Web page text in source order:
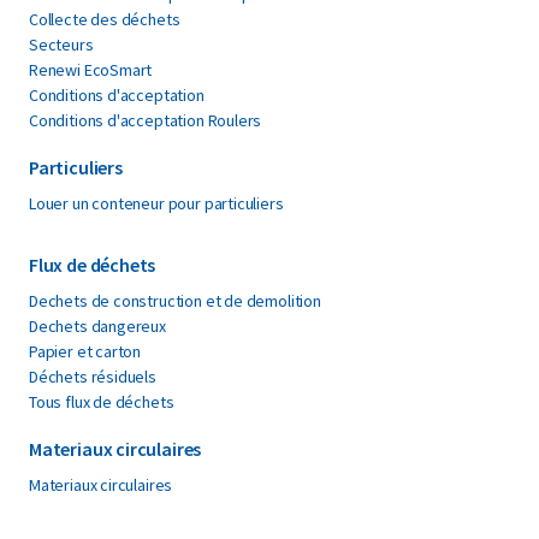
Collecte des déchets
Secteurs
Renewi EcoSmart
Conditions d'acceptation
Conditions d'acceptation Roulers
Particuliers
Louer un conteneur pour particuliers
Flux de déchets
Dechets de construction et de demolition
Dechets dangereux
Papier et carton
Déchets résiduels
Tous flux de déchets
Materiaux circulaires
Materiaux circulaires